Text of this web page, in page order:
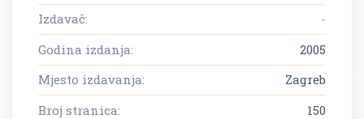
Izdavač:
-
Godina izdanja:
2005
Mjesto izdavanja:
Zagreb
Broj stranica:
150